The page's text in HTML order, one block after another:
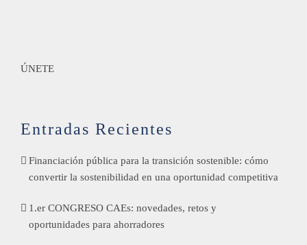
ÚNETE
Entradas Recientes
Financiación pública para la transición sostenible: cómo
convertir la sostenibilidad en una oportunidad competitiva
1.er CONGRESO CAEs: novedades, retos y
oportunidades para ahorradores